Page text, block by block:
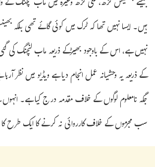
ہیں۔ ایسا نہیں تھا کہ ٹرک میں کوئی گائے تھی بلکہ
نہیں ہے، اس کے باوجود بھیڑکے ذریعہ ماب لنچنگ کی
کے ذریعہ یہ وحشیانہ عمل انجام دیا ہے ویڈیو میں نظر
جگہ نامعلوم لوگوں کے خلاف مقدمہ درج کیا ہے۔
سب مجرموں کے خلاف کارروائی نہ کرنے کا ایک طرح